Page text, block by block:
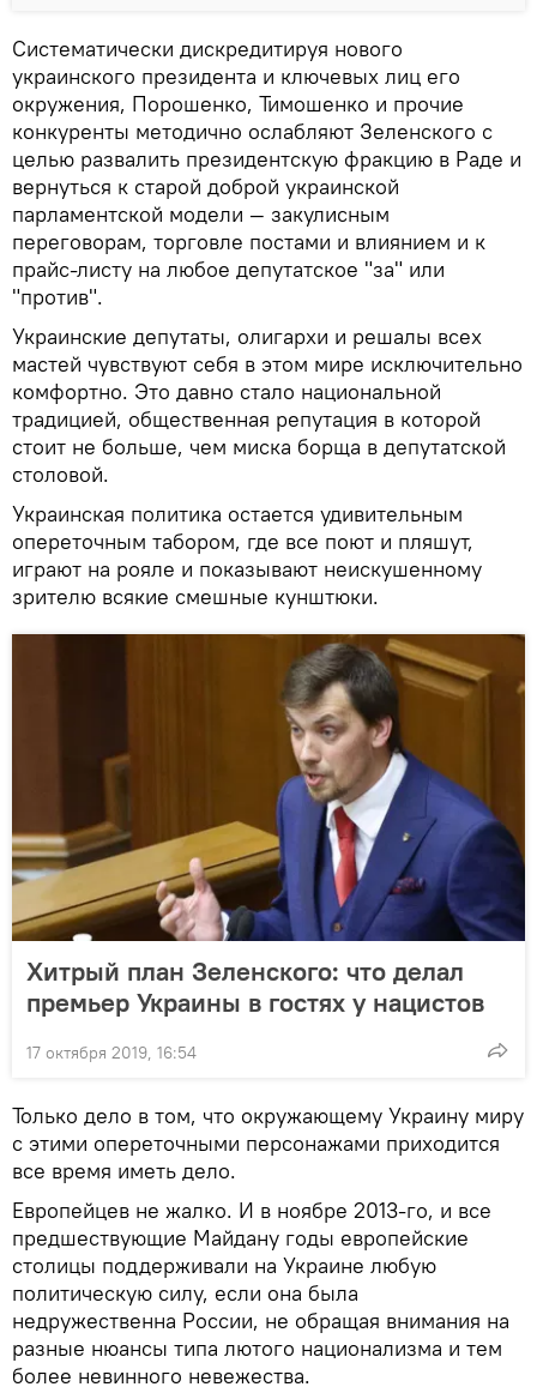
Систематически дискредитируя нового
украинского президента и ключевых лиц его
окружения, Порошенко, Тимошенко и прочие
конкуренты методично ослабляют Зеленского с
целью развалить президентскую фракцию в Раде и
вернуться к старой доброй украинской
парламентской модели — закулисным
переговорам, торговле постами и влиянием и к
прайс-листу на любое депутатское "за" или
"против".
Украинские депутаты, олигархи и решалы всех
мастей чувствуют себя в этом мире исключительно
комфортно. Это давно стало национальной
традицией, общественная репутация в которой
стоит не больше, чем миска борща в депутатской
столовой.
Украинская политика остается удивительным
опереточным табором, где все поют и пляшут,
играют на рояле и показывают неискушенному
зрителю всякие смешные кунштюки.
Хитрый план Зеленского: что делал
премьер Украины в гостях у нацистов
17 октября 2019, 16:54
Только дело в том, что окружающему Украину миру
с этими опереточными персонажами приходится
все время иметь дело.
Европейцев не жалко. И в ноябре 2013-го, и все
предшествующие Майдану годы европейские
столицы поддерживали на Украине любую
политическую силу, если она была
недружественна России, не обращая внимания на
разные нюансы типа лютого национализма и тем
более невинного невежества.